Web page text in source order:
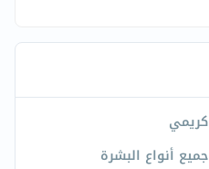
كريمي
جميع أنواع البشرة